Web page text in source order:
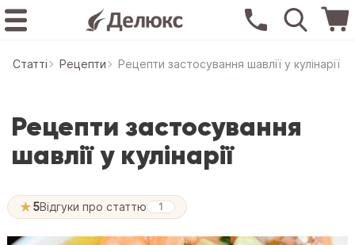
Статтi Рецепти Рецепти застосування шавлії у кулінарії
Рецепти застосування
шавлії у кулінарії
★5Відгуки про статтю 1